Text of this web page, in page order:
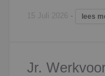
15 Juli 2026 - lees
Jr.